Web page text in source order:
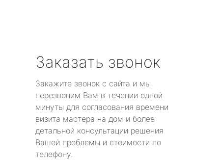
Заказать звонок
Закажите звонок с сайта и мы
перезвоним Вам в течении одной
минуты для согласования времени
визита мастера на дом и более
детальной консультации решения
Вашей проблемы и стоимости по
телефону.